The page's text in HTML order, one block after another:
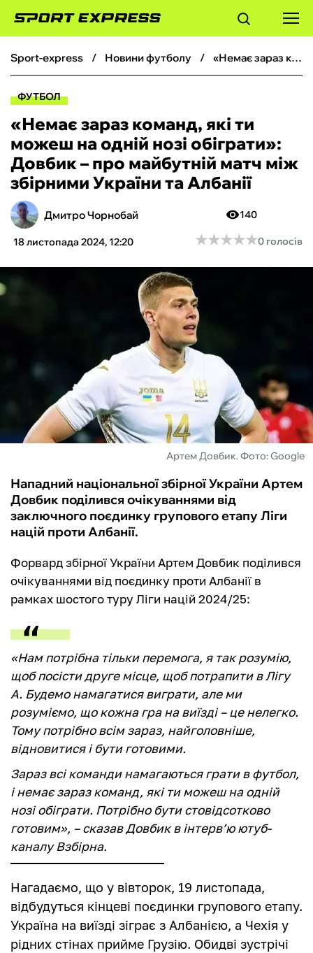
ФУТБОЛ
БОКС
ХОКЕЙ
ТЕНІС
КІБЕРСПОРТ
ІНШІ
БУКМЕКЕРИ
sport-express новини футболу «Немає зараз команд, які ти можеш на одній нозі обіграти»: Довбик – про майбутній матч між збірними України та Албанії
ФУТБОЛ
«Немає зараз команд, які ти
можеш на одній нозі обіграти»:
Довбик – про майбутній матч між
збірними України та Албанії
Дмитро Чорнобай
18 листопада 2024, 12:20
140
★★★★★
★★★★★0 голосів
Артем Довбик. Фото: Google
Нападний національної збірної України Артем
Довбик поділився очікуваннями від
заключного поєдинку групового етапу Ліги
націй проти Албанії.
Форвард збірної України Артем Довбик поділився
очікуваннями від поєдинку проти Албанії в
рамках шостого туру Ліги націй 2024/25:
«Нам потрібна тільки перемога, я так розумію,
щоб посісти друге місце, щоб потрапити в Лігу
А. Будемо намагатися виграти, але ми
розуміємо, що кожна гра на виїзді – це нелегко.
Тому потрібно всім зараз, найголовніше,
відновитися і бути готовими.
Зараз всі команди намагаються грати в футбол,
і немає зараз команд, які ти можеш на одній
нозі обіграти. Потрібно бути стовідсотково
готовим», – сказав Довбик в інтерв’ю ютуб-
каналу Взбірна.
Нагадаємо, що у вівторок, 19 листопада,
відбудуться кінцеві поєдинки групового етапу.
Україна на виїзді зіграє з Албанією, а Чехія у
рідних стінах прийме Грузію. Обидві зустрічі